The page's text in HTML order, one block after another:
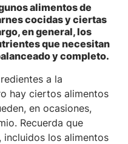
alimentos de
cocidas y ciertas
en general, los
que necesitan
y completo.
a la
hay ciertos alimentos
en ocasiones,
Recuerda que
, incluidos los alimentos